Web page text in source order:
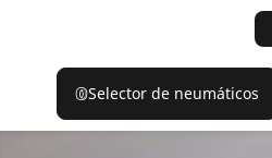
Selector de neumáticos